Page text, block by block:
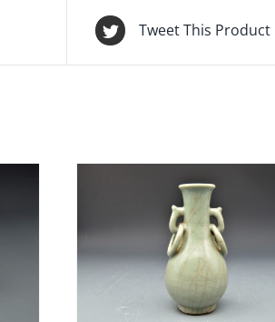
Tweet This Product